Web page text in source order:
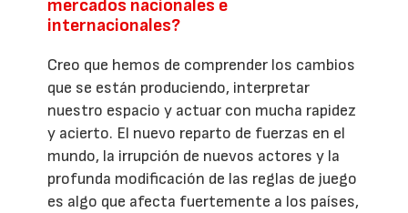
mercados nacionales e
internacionales?
Creo que hemos de comprender los cambios
que se están produciendo, interpretar
nuestro espacio y actuar con mucha rapidez
y acierto. El nuevo reparto de fuerzas en el
mundo, la irrupción de nuevos actores y la
profunda modificación de las reglas de juego
es algo que afecta fuertemente a los países,